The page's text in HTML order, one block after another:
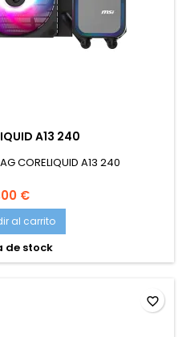
A13 240
CORELIQUID A13 240
€
al carrito
de stock
favorite_border